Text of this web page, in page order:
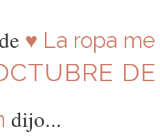
♥ La ropa
dijo...